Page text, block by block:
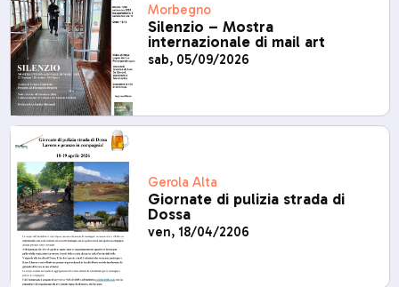
Morbegno
Silenzio – Mostra
internazionale di mail art
sab, 05/09/2026
Gerola Alta
Giornate di pulizia strada di
Dossa
ven, 18/04/2206